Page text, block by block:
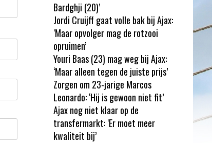
Bardghji (20)’
Jordi Cruijff gaat volle bak bij Ajax:
‘Maar opvolger mag de rotzooi
opruimen’
Youri Baas (23) mag weg bij Ajax:
‘Maar alleen tegen de juiste prijs’
Zorgen om 23-jarige Marcos
Leonardo: ‘Hij is gewoon niet fit’
Ajax nog niet klaar op de
transfermarkt: ‘Er moet meer
kwaliteit bij’